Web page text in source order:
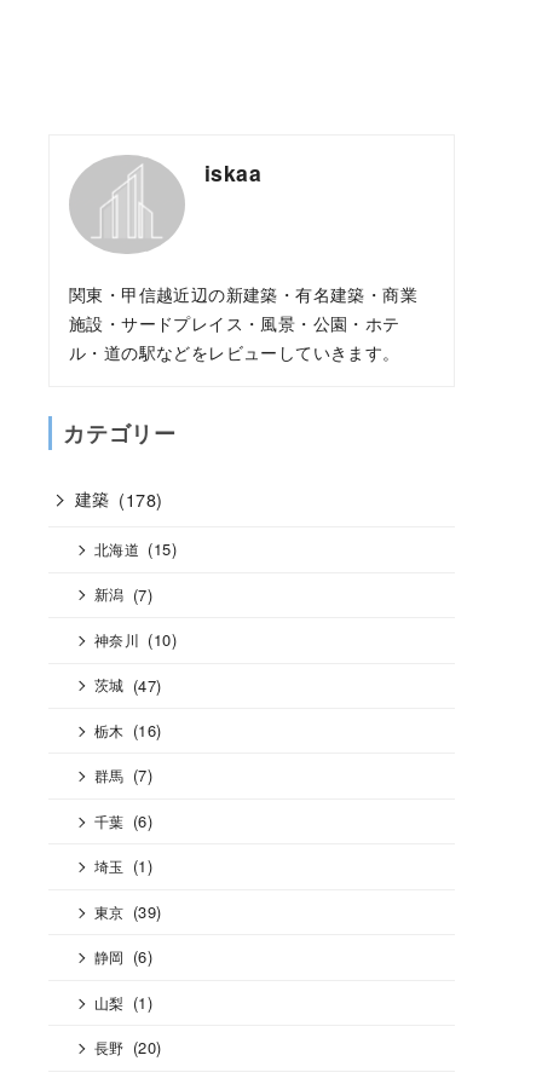
iskaa
関東・甲信越近辺の新建築・有名建築・商業
施設・サードプレイス・風景・公園・ホテ
ル・道の駅などをレビューしていきます。
カテゴリー
建築 (178)
北海道 (15)
新潟 (7)
神奈川 (10)
茨城 (47)
栃木 (16)
群馬 (7)
千葉 (6)
埼玉 (1)
東京 (39)
静岡 (6)
山梨 (1)
長野 (20)